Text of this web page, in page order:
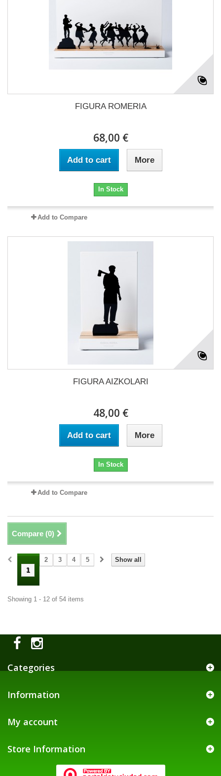
FIGURA ROMERIA
68,00 €
Add to cart More
In Stock
Add to Compare
FIGURA AIZKOLARI
48,00 €
Add to cart More
In Stock
Add to Compare
Compare (0)
Show all
1
2 3 4 5
Showing 1 - 12 of 54 items
Categories
Information
My account
Store Information